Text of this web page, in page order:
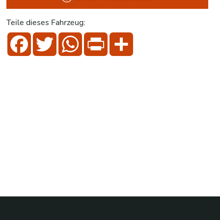
Teile dieses Fahrzeug:
FacebookTwitterWhatsApp
Print